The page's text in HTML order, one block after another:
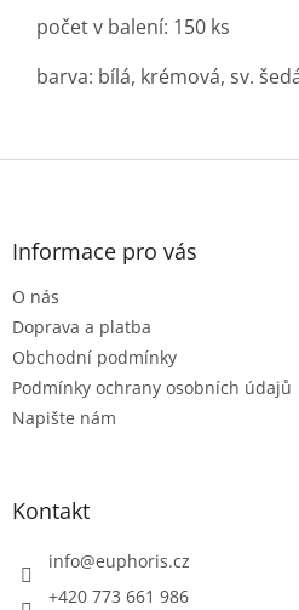
počet v balení: 150 ks
barva: bílá, krémová, sv.
Z
Informace pro vás
O nás
Doprava a platba
Obchodní podmínky
Podmínky ochrany osobních údajů
Napište nám
Kontakt
info@euphoris.cz
+420 773 661 986